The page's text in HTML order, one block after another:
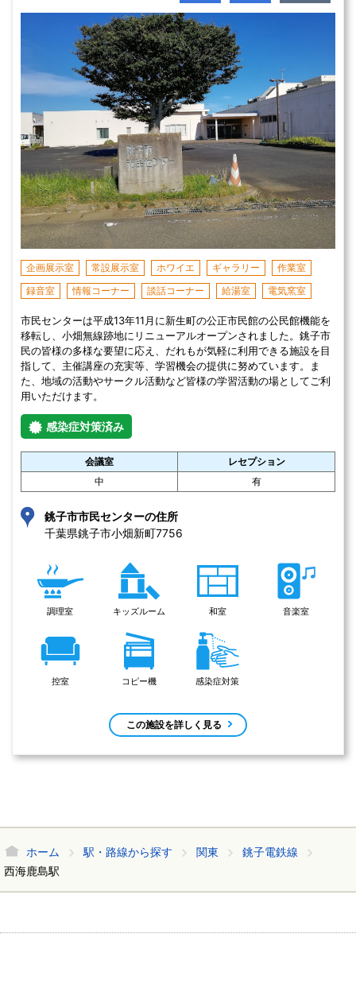
企画展示室 常設展示室 ホワイエ ギャラリー
作業室
録音室
情報コーナー 談話コーナー 給湯室 電気窯室
市民センターは平成13年11月に新生町の公正市民館の公民館機能を
移転し、小畑無線跡地にリニューアルオープンされました。銚子市
民の皆様の多様な要望に応え、だれもが気軽に利用できる施設を目
指して、主催講座の充実等、学習機会の提供に努めています。ま
た、地域の活動やサークル活動など皆様の学習活動の場としてご利
用いただけます。
感染症対策済み
会議室
レセプション
中
有
銚子市市民センターの住所
千葉県銚子市小畑新町7756
調理室 キッズルーム 和室 音楽室
控室 コピー機 感染症対策
この施設を詳しく見る
ホーム 駅・路線から探す 関東
銚子電鉄線
西海鹿島駅